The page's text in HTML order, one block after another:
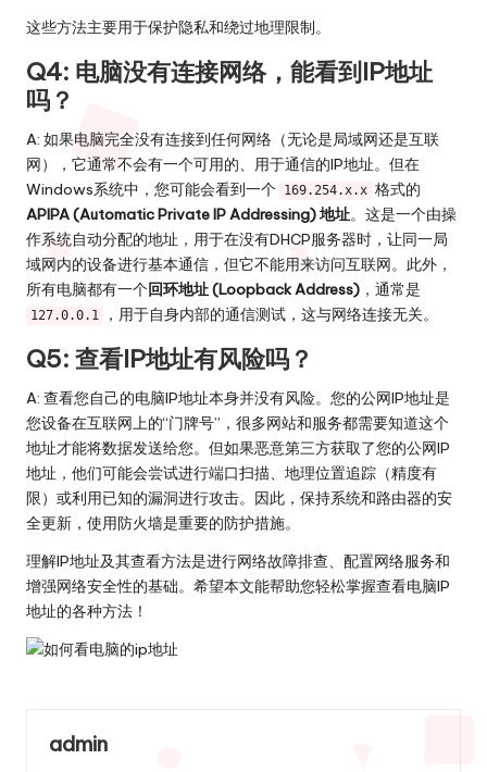
这些方法主要用于保护隐私和绕过地理限制。
Q4: 电脑没有连接网络，能看到IP地址
吗？
A: 如果电脑完全没有连接到任何网络（无论是局域网还是互联
网），它通常不会有一个可用的、用于通信的IP地址。但在
Windows系统中，您可能会看到一个 169.254.x.x 格式的
APIPA (Automatic Private IP Addressing) 地址。这是一个由操
作系统自动分配的地址，用于在没有DHCP服务器时，让同一局
域网内的设备进行基本通信，但它不能用来访问互联网。此外，
所有电脑都有一个回环地址 (Loopback Address) ，通常是
127.0.0.1 ，用于自身内部的通信测试，这与网络连接无关。
Q5: 查看IP地址有风险吗？
A: 查看您自己的电脑IP地址本身并没有风险。您的公网IP地址是
您设备在互联网上的“门牌号”，很多网站和服务都需要知道这个
地址才能将数据发送给您。但如果恶意第三方获取了您的公网IP
地址，他们可能会尝试进行端口扫描、地理位置追踪（精度有
限）或利用已知的漏洞进行攻击。因此，保持系统和路由器的安
全更新，使用防火墙是重要的防护措施。
理解IP地址及其查看方法是进行网络故障排查、配置网络服务和
增强网络安全性的基础。希望本文能帮助您轻松掌握查看电脑IP
地址的各种方法！
admin